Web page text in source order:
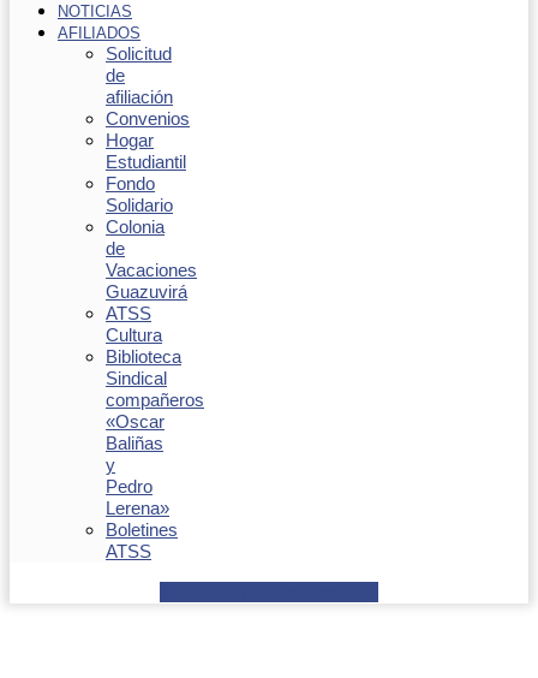
NOTICIAS
AFILIADOS
Solicitud
de
afiliación
Convenios
Hogar
Estudiantil
Fondo
Solidario
Colonia
de
Vacaciones
Guazuvirá
ATSS
Cultura
Biblioteca
Sindical
compañeros
«Oscar
Baliñas
y
Pedro
Lerena»
Boletines
ATSS